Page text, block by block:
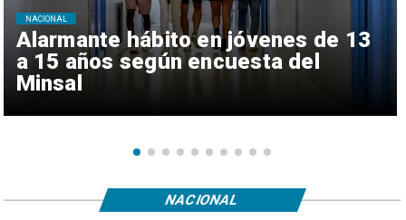
Alarmante hábito en jóvenes de 13
a 15 años según encuesta del
Minsal
NACIONAL
NACIONAL